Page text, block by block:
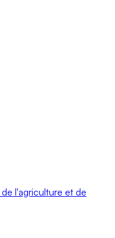
l'agriculture et de